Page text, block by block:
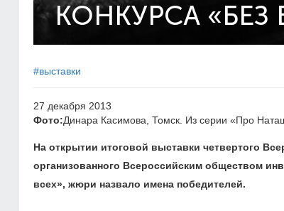
КОНКУРСА «БЕЗ
#выставки
27 декабря 2013
Фото:Динара Касимова, Томск. Из серии «Про
На открытии итоговой выставки четвертого
организованного Всероссийским обществом
всех», жюри назвало имена победителей.